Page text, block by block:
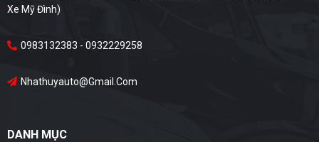
Xe Mỹ Đình)
0983132383 - 0932229258
Nhathuyauto@gmail.com
DANH MỤC